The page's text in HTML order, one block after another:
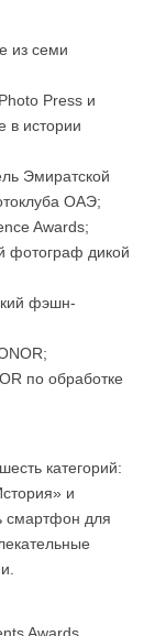
из семи
Press и
в истории
Эмиратской
ОАЭ;
Awards;
фотограф дикой
фэшн-
по обработке
категорий:
и
смартфон для